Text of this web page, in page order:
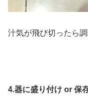
汁気が飛び切ったら調
4.器に盛り付け or 保